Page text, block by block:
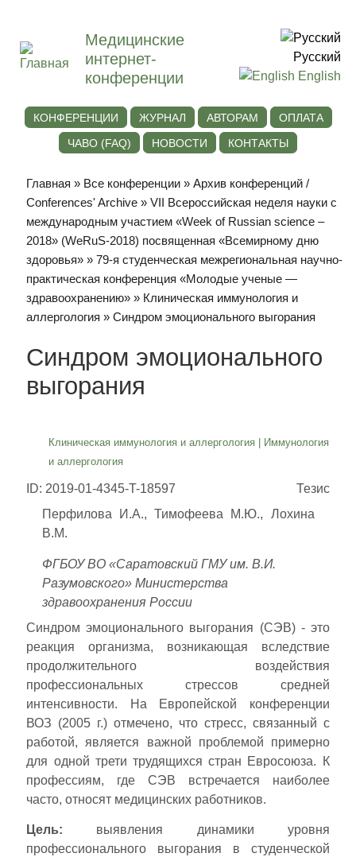
Медицинские
интернет-
конференции
Русский
English
КОНФЕРЕНЦИИ ЖУРНАЛ АВТОРАМ
ОПЛАТА
ЧАВО (FAQ)
НОВОСТИ КОНТАКТЫ
Главная » Все конференции »Архив конференций /
Conferences' Archive »VII Всероссийская неделя науки с
международным участием «Week of Russian science –
2018» (WeRuS-2018) посвященная «Всемирному дню
здоровья» »79-я студенческая межрегиональная научно-
практическая конференция «Молодые ученые —
здравоохранению» » Клиническая иммунология и
аллергология » Синдром эмоционального выгорания
Синдром эмоционального
выгорания
Клиническая иммунология и аллергология
Иммунология
и аллергология
ID: 2019-01-4345-T-18597
Тезис
Перфилова И.А., Тимофеева М.Ю., Лохина
В.М.
ФГБОУ ВО «Саратовский ГМУ им. В.И.
Разумовского» Министерства
здравоохранения России
Синдром эмоционального выгорания (СЭВ) - это
реакция организма, возникающая вследствие
продолжительного воздействия
профессиональных стрессов средней
интенсивности. На Европейской конференции
ВОЗ (2005 г.) отмечено, что стресс, связанный с
работой, является важной проблемой примерно
для одной трети трудящихся стран Евросоюза. К
профессиям, где СЭВ встречается наиболее
часто, относят медицинских работников.
Цель: выявления динамики уровня
профессионального выгорания в студенческой